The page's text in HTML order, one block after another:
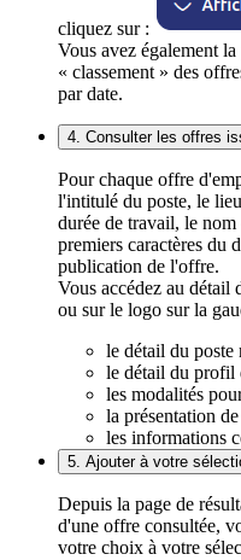
cliquez sur :
Vous avez également
« classement » des
par date.
4. Consulter les offres
Pour chaque offre
l'intitulé du poste, le
durée de travail, le
premiers caractères du
publication de l'offre.
Vous accédez au
ou sur le logo sur la
le détail du poste
le détail du profil
les modalités
la présentation
les informations
5. Ajouter à votre
Depuis la page de
d'une offre consultée,
votre choix à votre